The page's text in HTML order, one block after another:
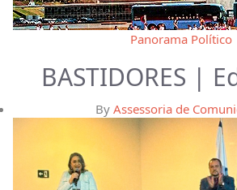
Panorama Político
BASTIDORES |
By Assessoria de